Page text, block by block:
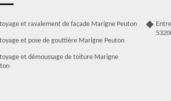
et ravalement de façade Marigne Peuton
et pose de gouttière Marigne Peuton
et démoussage de toiture Marigne